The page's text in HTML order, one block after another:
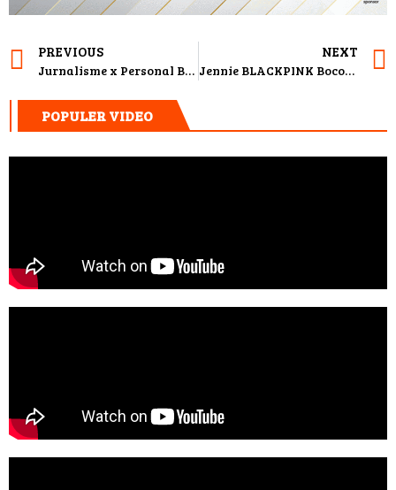
PREVIOUS
Jurnalisme x Personal Branding: Bikin Persona No Fake Pencitraan
NEXT
Jennie BLACKPINK Bocorkan Lagu Baru di Chanel
POPULER VIDEO